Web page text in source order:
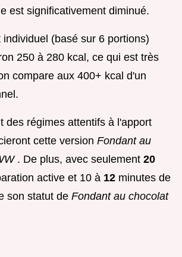
est significativement diminué.
individuel (basé sur 6 portions)
250 à 280 kcal, ce qui est très
compare aux 400+ kcal d'un
des régimes attentifs à l'apport
cette version Fondant au
. De plus, avec seulement 20
active et 10 à 12 minutes de
son statut de Fondant au chocolat